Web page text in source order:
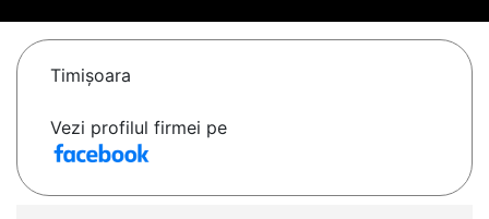
Timişoara
Vezi profilul firmei pe